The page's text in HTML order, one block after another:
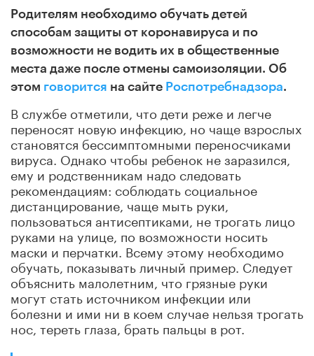
Родителям необходимо обучать детей
способам защиты от коронавируса и по
возможности не водить их в общественные
места даже после отмены самоизоляции. Об
этом говорится на сайте Роспотребнадзора.
В службе отметили, что дети реже и легче
переносят новую инфекцию, но чаще взрослых
становятся бессимптомными переносчиками
вируса. Однако чтобы ребенок не заразился,
ему и родственникам надо следовать
рекомендациям: соблюдать социальное
дистанцирование, чаще мыть руки,
пользоваться антисептиками, не трогать лицо
руками на улице, по возможности носить
маски и перчатки. Всему этому необходимо
обучать, показывать личный пример. Следует
объяснить малолетним, что грязные руки
могут стать источником инфекции или
болезни и ими ни в коем случае нельзя трогать
нос, тереть глаза, брать пальцы в рот.